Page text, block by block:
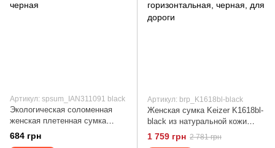
Артикул: spsum_IAN311091 black
Экологическая соломенная
женская плетенная сумка
Esmara черная
684 грн
Артикул: brp_K1618bl-black
Женская сумка Keizer K1618bl-
black из натуральной кожи
горизонтальная, черная, для
1 759 грн 2 781 грн